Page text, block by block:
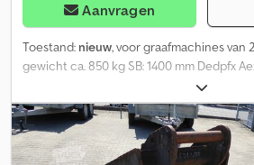
Aanvragen
Toestand: nieuw, voor graafmachines van
gewicht ca. 850 kg SB: 1400 mm Dedpfx
tandenbevestiging onggebruikt